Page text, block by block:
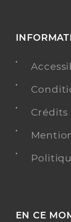
Crédits
EN CE